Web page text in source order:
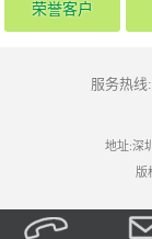
荣誉客户
服务热线
地址:深
版